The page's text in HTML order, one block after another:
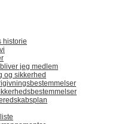
historie
jeg medlem
og sikkerhed